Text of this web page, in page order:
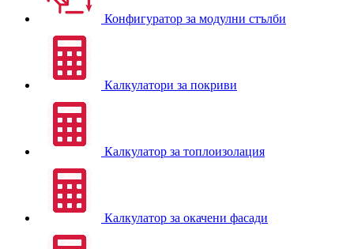
Конфигуратор за модулни стълби
Калкулатори за покриви
Калкулатор за топлоизолация
Калкулатор за окачени фасади